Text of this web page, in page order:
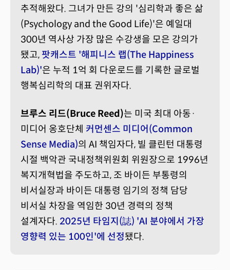
추적해왔다. 그녀가 만든 강의 '심리학과 좋은 삶
(Psychology and the Good Life)'은 예일대
300년 역사상 가장 많은 수강생을 모은 강의가
됐고, 팟캐스트 '해피니스 랩(The Happiness
Lab)'은 누적 1억 회 다운로드를 기록한 글로벌
행복심리학의 대표 권위자다.
브루스 리드(Bruce Reed)는 미국 최대 아동·
미디어 옹호단체 커먼센스 미디어(Common
Sense Media)의 AI 책임자다, 빌 클린턴 대통령
시절 백악관 국내정책위원회 위원장으로 1996년
복지개혁법을 주도하고, 조 바이든 부통령의
비서실장과 바이든 대통령 임기의 정책 담당
비서실 차장을 역임한 30년 경력의 정책
설계자다. 2025년 타임지(誌) 'AI 분야에서 가장
영향력 있는 100인'에 선정됐다.